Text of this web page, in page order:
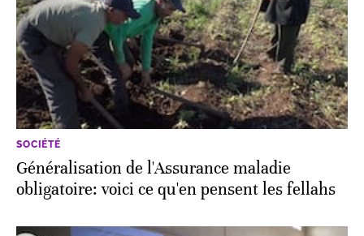
SOCIÉTÉ
Généralisation de l'Assurance maladie
obligatoire: voici ce qu'en pensent les fellahs